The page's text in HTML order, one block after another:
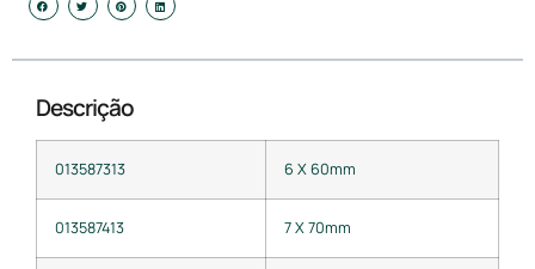
Descrição
013587313 6 X 60mm
013587413 7 X 70mm